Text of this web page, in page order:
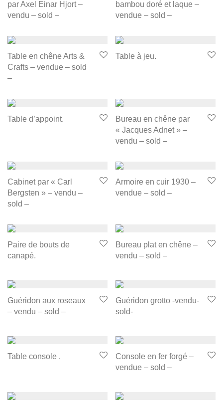
par Axel Einar Hjort –
vendu – sold –
bambou doré et laque –
vendue – sold –
Table en chêne Arts &
Crafts – vendue – sold
–
Table à jeu.
Table d’appoint.
Bureau en chêne par
« Jacques Adnet » –
vendu – sold –
Cabinet par « Carl
Bergsten » – vendu –
sold –
Armoire en cuir 1930 –
vendue – sold –
Paire de bouts de
canapé.
Bureau plat en chêne –
vendu – sold –
Guéridon aux roseaux
– vendu – sold –
Guéridon grotto -vendu-
sold-
Table console .
Console en fer forgé –
vendue – sold –